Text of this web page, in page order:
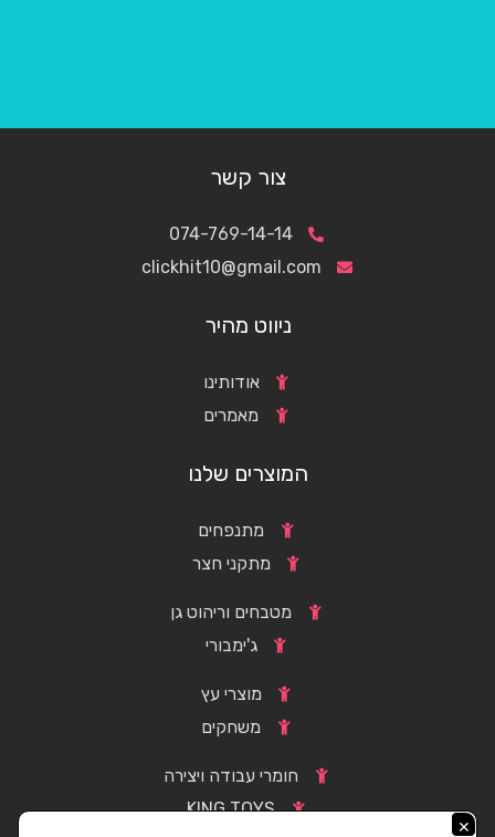
צור קשר
074-769-14-14
clickhit10@gmail.com
ניווט מהיר
אודותינו
מאמרים
המוצרים שלנו
מתנפחים
מתקני חצר
מטבחים וריהוט גן
ג'ימבורי
מוצרי עץ
משחקים
חומרי עבודה ויצירה
KING TOYS
×